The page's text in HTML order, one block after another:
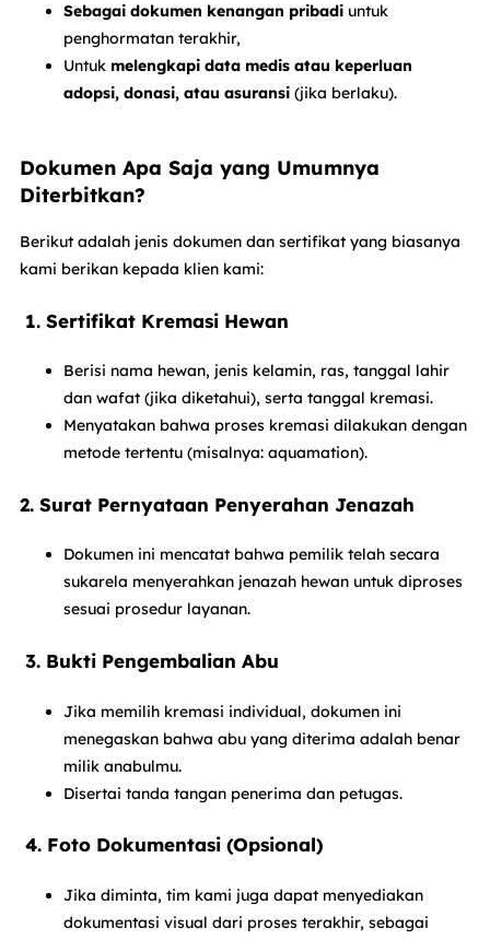
Sebagai dokumen kenangan pribadi untuk
penghormatan terakhir,
Untuk melengkapi data medis atau keperluan
adopsi, donasi, atau asuransi (jika berlaku).
Dokumen Apa Saja yang Umumnya
Diterbitkan?
Berikut adalah jenis dokumen dan sertifikat yang biasanya
kami berikan kepada klien kami:
1. Sertifikat Kremasi Hewan
Berisi nama hewan, jenis kelamin, ras, tanggal lahir
dan wafat (jika diketahui), serta tanggal kremasi.
Menyatakan bahwa proses kremasi dilakukan dengan
metode tertentu (misalnya: aquamation).
2. Surat Pernyataan Penyerahan Jenazah
Dokumen ini mencatat bahwa pemilik telah secara
sukarela menyerahkan jenazah hewan untuk diproses
sesuai prosedur layanan.
3. Bukti Pengembalian Abu
Jika memilih kremasi individual, dokumen ini
menegaskan bahwa abu yang diterima adalah benar
milik anabulmu.
Disertai tanda tangan penerima dan petugas.
4. Foto Dokumentasi (Opsional)
Jika diminta, tim kami juga dapat menyediakan
dokumentasi visual dari proses terakhir, sebagai